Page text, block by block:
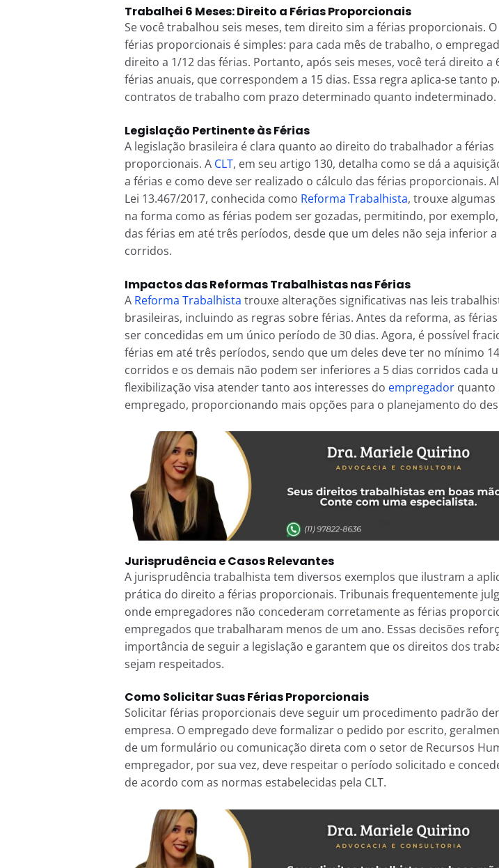
Trabalhei 6 Meses: Direito a Férias Proporcionais
Se você trabalhou seis meses, tem direito sim a férias proporcionais.
férias proporcionais é simples: para cada mês de trabalho, o
direito a 1/12 das férias. Portanto, após seis meses, você terá direito a
férias anuais, que correspondem a 15 dias. Essa regra aplica-se tanto
contratos de trabalho com prazo determinado quanto indeterminado.
Legislação Pertinente às Férias
A legislação brasileira é clara quanto ao direito do trabalhador a férias
proporcionais. A CLT, em seu artigo 130, detalha como se dá a
a férias e como deve ser realizado o cálculo das férias proporcionais.
Lei 13.467/2017, conhecida como Reforma Trabalhista, trouxe
na forma como as férias podem ser gozadas, permitindo, por
das férias em até três períodos, desde que um deles não seja inferior a
corridos.
Impactos das Reformas Trabalhistas nas Férias
A Reforma Trabalhista trouxe alterações significativas nas leis
brasileiras, incluindo as regras sobre férias. Antes da reforma, as
ser concedidas em um único período de 30 dias. Agora, é possível
férias em até três períodos, sendo que um deles deve ter no mínimo
corridos e os demais não podem ser inferiores a 5 dias corridos cada
flexibilização visa atender tanto aos interesses do empregadorquanto
empregado, proporcionando mais opções para o planejamento do
Jurisprudência e Casos Relevantes
A jurisprudência trabalhista tem diversos exemplos que ilustram a
prática do direito a férias proporcionais. Tribunais frequentemente
onde empregadores não concederam corretamente as férias
empregados que trabalharam menos de um ano. Essas decisões
importância de seguir a legislação e garantem que os direitos dos
sejam respeitados.
Como Solicitar Suas Férias Proporcionais
Solicitar férias proporcionais deve seguir um procedimento padrão
empresa. O empregado deve formalizar o pedido por escrito,
de um formulário ou comunicação direta com o setor de Recursos
empregador, por sua vez, deve respeitar o período solicitado e
de acordo com as normas estabelecidas pela CLT.